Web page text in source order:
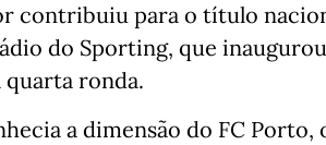
contribuiu para o título
do Sporting, que
quarta ronda.
a dimensão do FC